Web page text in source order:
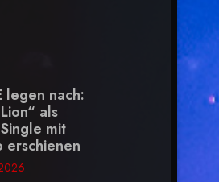
nach:
als
mit
erschienen